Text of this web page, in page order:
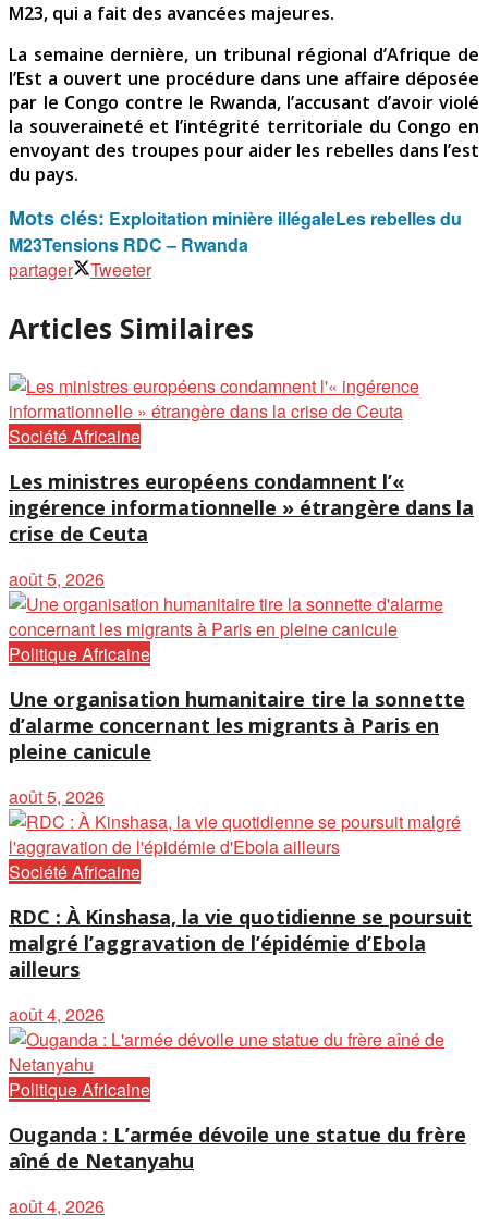
M23, qui a fait des avancées majeures.
La semaine dernière, un tribunal régional d’Afrique de
l’Est a ouvert une procédure dans une affaire déposée
par le Congo contre le Rwanda, l’accusant d’avoir violé
la souveraineté et l’intégrité territoriale du Congo en
envoyant des troupes pour aider les rebelles dans l’est
du pays.
Mots clés: Exploitation minière illégaleLes rebelles du
M23Tensions RDC – Rwanda
partager
Tweeter
Articles Similaires
Société Africaine
Les ministres européens condamnent l’«
ingérence informationnelle » étrangère dans la
crise de Ceuta
août 5, 2026
Politique Africaine
Une organisation humanitaire tire la sonnette
d’alarme concernant les migrants à Paris en
pleine canicule
août 5, 2026
Société Africaine
RDC : À Kinshasa, la vie quotidienne se poursuit
malgré l’aggravation de l’épidémie d’Ebola
ailleurs
août 4, 2026
Politique Africaine
Ouganda : L’armée dévoile une statue du frère
aîné de Netanyahu
août 4, 2026